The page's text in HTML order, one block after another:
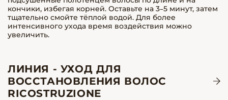
кончики, избегая корней. Оставьте на 3–5 минут, затем
тщательно смойте тёплой водой. Для более
интенсивного ухода время воздействия можно
увеличить.
ЛИНИЯ - УХОД ДЛЯ
ВОССТАНОВЛЕНИЯ ВОЛОС
RICOSTRUZIONE